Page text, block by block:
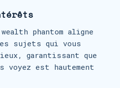
phantom aligne
sujets qui vous
garantissant que
voyez est hautement